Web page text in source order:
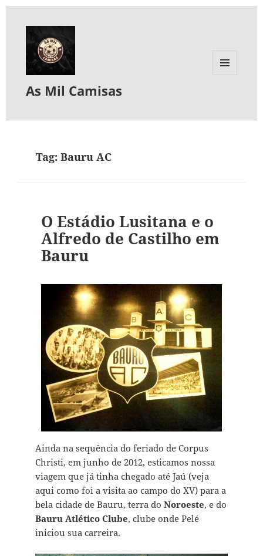
As Mil Camisas
Tag:Bauru AC
O Estádio Lusitana e o
Alfredo de Castilho em
Bauru
Ainda na sequência do feriado de Corpus
Christi, em junho de 2012, esticamos nossa
viagem que já tinha chegado até Jaú (veja
aqui como foi a visita ao campo do XV) para a
bela cidade de Bauru, terra do Noroeste, e do
Bauru Atlético Clube, clube onde Pelé
iniciou sua carreira.